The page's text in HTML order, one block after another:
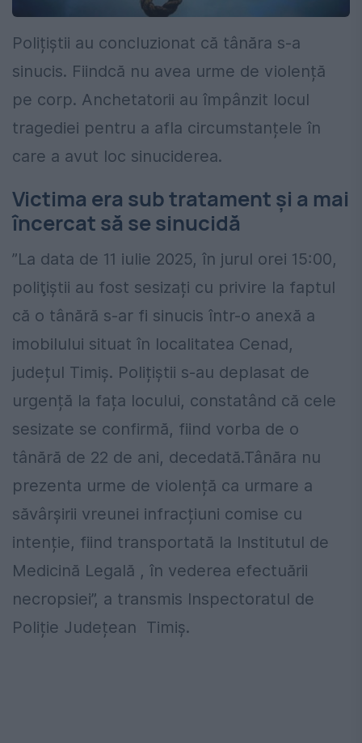
Polițiștii au concluzionat că tânăra s-a
sinucis. Fiindcă nu avea urme de violență
pe corp. Anchetatorii au împânzit locul
tragediei pentru a afla circumstanțele în
care a avut loc sinuciderea.
Victima era sub tratament și a mai
încercat să se sinucidă
”La data de 11 iulie 2025, în jurul orei 15:00,
poliţiştii au fost sesizați cu privire la faptul
că o tânără s-ar fi sinucis într-o anexă a
imobilului situat în localitatea Cenad,
județul Timiș. Polițiștii s-au deplasat de
urgență la fața locului, constatând că cele
sesizate se confirmă, fiind vorba de o
tânără de 22 de ani, decedată.Tânăra nu
prezenta urme de violență ca urmare a
săvârșirii vreunei infracțiuni comise cu
intenție, fiind transportată la Institutul de
Medicină Legală , în vederea efectuării
necropsiei”, a transmis Inspectoratul de
Poliție Județean Timiș.